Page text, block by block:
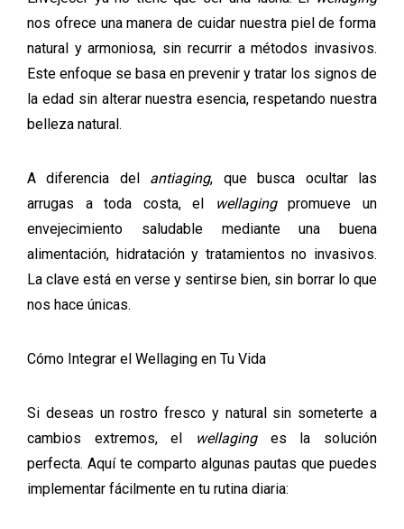
nos ofrece una manera de cuidar nuestra piel de forma
natural y armoniosa, sin recurrir a métodos invasivos.
Este enfoque se basa en prevenir y tratar los signos de
la edad sin alterar nuestra esencia, respetando nuestra
belleza natural.
A diferencia del antiaging, que busca ocultar las
arrugas a toda costa, el
wellagingpromueve un
envejecimiento saludable mediante una buena
alimentación, hidratación y tratamientos no invasivos.
La clave está en verse y sentirse bien, sin borrar lo que
nos hace únicas.
Cómo Integrar el Wellaging en Tu Vida
Si deseas un rostro fresco y natural sin someterte a
cambios extremos, el
wellaginges la solución
perfecta. Aquí te comparto algunas pautas que puedes
implementar fácilmente en tu rutina diaria: